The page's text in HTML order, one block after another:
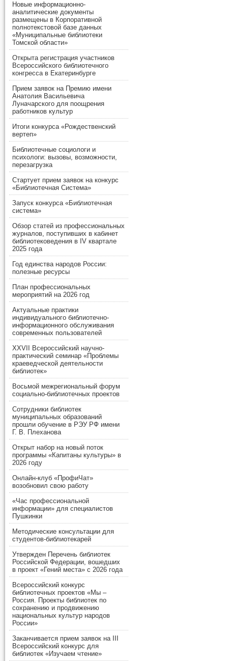
Новые информационно-
аналитические документы
размещены в Корпоративной
полнотекстовой базе данных
«Муниципальные библиотеки
Томской области»
Открыта регистрация участников
Всероссийского библиотечного
конгресса в Екатеринбурге
Прием заявок на Премию имени
Анатолия Васильевича
Луначарского для поощрения
работников культур
Итоги конкурса «Рождественский
вертеп»
Библиотечные социологи и
психологи: вызовы, возможности,
перезагрузка
Стартует прием заявок на конкурс
«Библиотечная Система»
Запуск конкурса «Библиотечная
система»
Обзор статей из профессиональных
журналов, поступивших в кабинет
библиотековедения в IV квартале
2025 года
Год единства народов России:
полезные ресурсы
План профессиональных
мероприятий на 2026 год
Актуальные практики
индивидуального библиотечно-
информационного обслуживания
современных пользователей
XXVII Всероссийский научно-
практический семинар «Проблемы
краеведческой деятельности
библиотек»
Восьмой межрегиональный форум
социально-библиотечных проектов
Сотрудники библиотек
муниципальных образований
прошли обучение в РЭУ РФ имени
Г. В. Плеханова
Открыт набор на новый поток
программы «Капитаны культуры» в
2026 году
Онлайн-клуб «ПрофиЧат»
возобновил свою работу
«Час профессиональной
информации» для специалистов
Пушкинки
Методические консультации для
студентов-библиотекарей
Утвержден Перечень библиотек
Российской Федерации, вошедших
в проект «Гений места» с 2026 года
Всероссийский конкурс
библиотечных проектов «Мы –
Россия. Проекты библиотек по
сохранению и продвижению
национальных культур народов
России»
Заканчивается прием заявок на III
Всероссийский конкурс для
библиотек «Изучаем чтение»